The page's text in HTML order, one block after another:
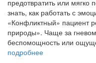
предотвратить или мягко
знать, как работать с
«Конфликтный» пациент
природы». Чаще за
беспомощность или
подробнее